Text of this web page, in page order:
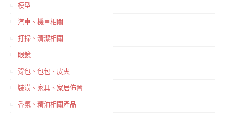
模型
汽車、機車相關
打掃、清潔相關
眼鏡
背包、包包、皮夾
裝潢、家具、家居佈置
香氛、精油相關產品